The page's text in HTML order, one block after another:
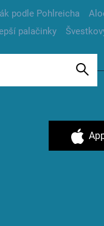
podle Pohlreicha
palačinky